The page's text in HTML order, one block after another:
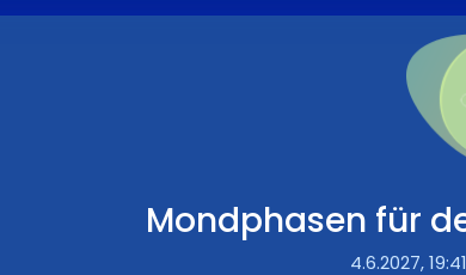
Mondphasen für
4.6.2027,